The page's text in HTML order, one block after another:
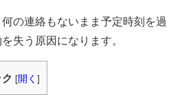
の連絡もないまま予定時刻を過
失う原因になります。
[開く ]